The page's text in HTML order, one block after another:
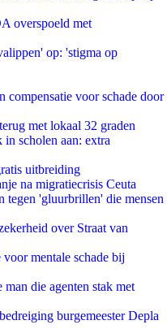
overspoeld met
op: 'stigma op
compensatie voor schade door
met lokaal 32 graden
scholen aan: extra
uitbreiding
na migratiecrisis Ceuta
'gluurbrillen' die mensen
over Straat van
mentale schade bij
die agenten stak met
burgemeester Depla